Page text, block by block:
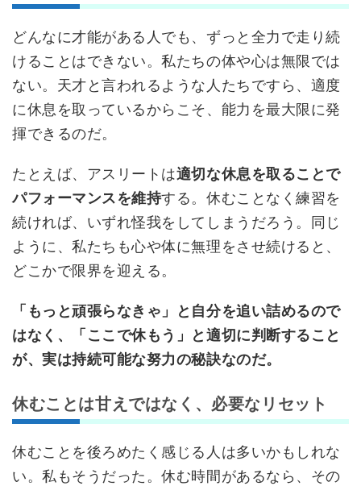
どんなに才能がある人でも、ずっと全力で走り続
けることはできない。私たちの体や心は無限では
ない。天才と言われるような人たちですら、適度
に休息を取っているからこそ、能力を最大限に発
揮できるのだ。
たとえば、アスリートは適切な休息を取ることで
パフォーマンスを維持する。休むことなく練習を
続ければ、いずれ怪我をしてしまうだろう。同じ
ように、私たちも心や体に無理をさせ続けると、
どこかで限界を迎える。
「もっと頑張らなきゃ」と自分を追い詰めるので
はなく、「ここで休もう」と適切に判断すること
が、実は持続可能な努力の秘訣なのだ。
休むことは甘えではなく、必要なリセット
休むことを後ろめたく感じる人は多いかもしれな
い。私もそうだった。休む時間があるなら、その